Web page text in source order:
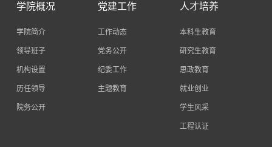
学院概况
学院简介
领导班子
机构设置
历任领导
院务公开
党建工作
工作动态
党务公开
纪委工作
主题教育
人才培养
本科生教育
研究生教育
思政教育
就业创业
学生风采
工程认证